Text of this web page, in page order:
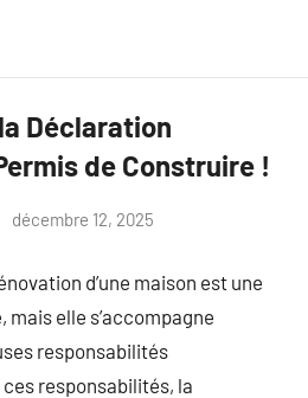
Déclaration
de Construire !
décembre 12, 2025
d’une maison est une
elle s’accompagne
responsabilités
responsabilités, la